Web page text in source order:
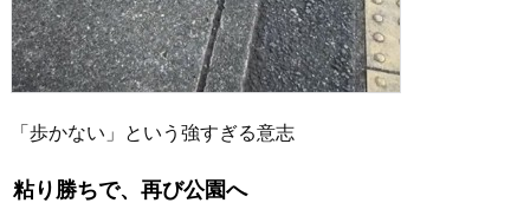
「歩かない」という強すぎる意志
粘り勝ちで、再び公園へ